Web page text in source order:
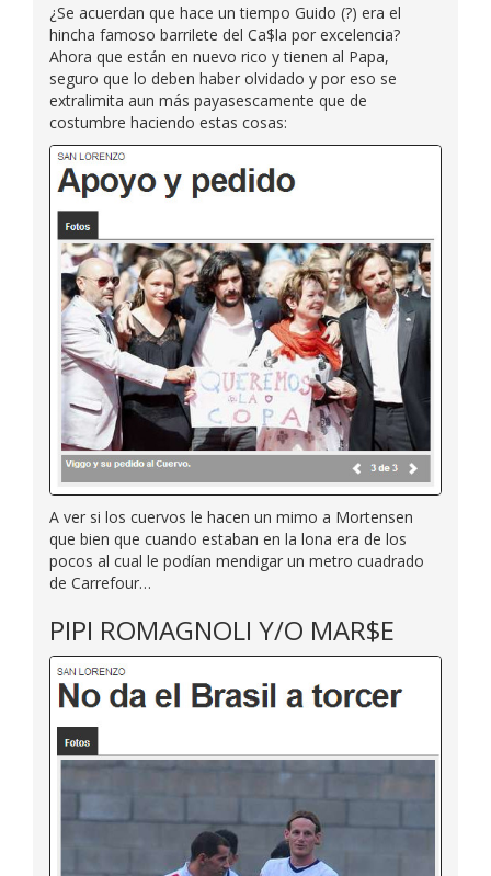
¿Se acuerdan que hace un tiempo Guido (?) era el
hincha famoso barrilete del Ca$la por excelencia?
Ahora que están en nuevo rico y tienen al Papa,
seguro que lo deben haber olvidado y por eso se
extralimita aun más payasescamente que de
costumbre haciendo estas cosas:
A ver si los cuervos le hacen un mimo a Mortensen
que bien que cuando estaban en la lona era de los
pocos al cual le podían mendigar un metro cuadrado
de Carrefour…
PIPI ROMAGNOLI Y/O MAR$E